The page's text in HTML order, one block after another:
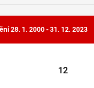
28. 1. 2000 - 31. 12. 2023
12